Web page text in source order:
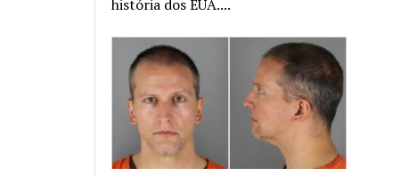
história dos EUA....